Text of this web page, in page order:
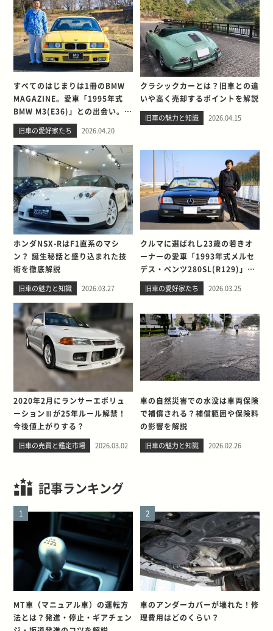
すべてのはじまりは1冊のBMW
MAGAZINE。愛車「1995年式
BMW M3(E36)」との出会い。そ
して別れを考える
旧車の愛好家たち 2026.04.20
クラシックカーとは？旧車との違
いや高く売却するポイントを解説
旧車の魅力と知識 2026.04.15
ホンダNSX-RはF1直系のマシ
ン？ 誕生秘話と盛り込まれた技
術を徹底解説
旧車の魅力と知識 2026.03.27
クルマに選ばれし23歳の若きオ
ーナーの愛車「1993年式メルセ
デス・ベンツ280SL(R129)」と
の出会い。そして別れを考える
旧車の愛好家たち 2026.03.25
2020年2月にランサーエボリュ
ーションⅢが25年ルール解禁！
今後値上がりする？
旧車の売買と鑑定市場 2026.03.02
車の自然災害での水没は車両保険
で補償される？補償範囲や保険料
の影響を解説
旧車の魅力と知識 2026.02.26
記事ランキング
1
MT車（マニュアル車）の運転方
法とは？発進・停止・ギアチェン
2
車のアンダーカバーが壊れた！修
理費用はどのくらい？